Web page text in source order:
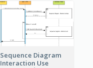
Sequence Diagram
Interaction Use